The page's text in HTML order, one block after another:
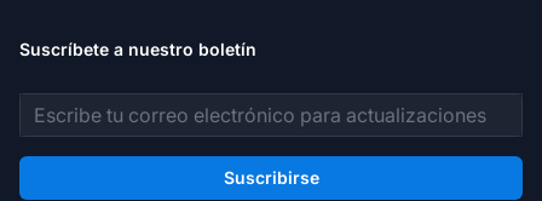
Suscríbete a nuestro boletín
Dirección de correo electrónico
Suscribirse